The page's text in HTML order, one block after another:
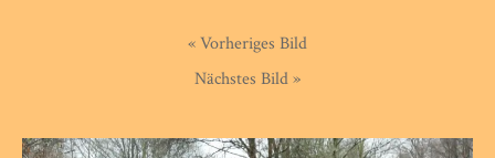
« Vorheriges Bild
Nächstes Bild »